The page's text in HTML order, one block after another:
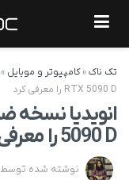
تک ناک»کامپیوتر و موبایل »
RTX 5090 D را معرفی کرد
5090 D را معرفی کرد
نوشته شده توسط